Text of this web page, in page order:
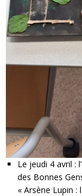
Le jeudi 4 avril :
des Bonnes
« Arsène Lupin :